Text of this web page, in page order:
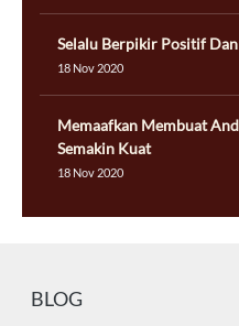
Selalu Berpikir Positif
18 Nov 2020
Memaafkan Membuat
Semakin Kuat
18 Nov 2020
BLOG